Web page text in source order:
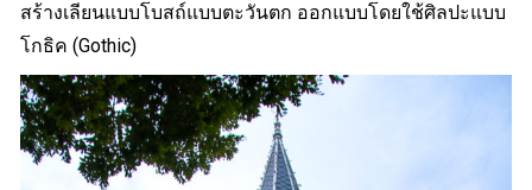
สร้างเลียนแบบโบสถ์แบบตะวันตก ออกแบบโดยใช้ศิลปะแบบ
โกธิค (Gothic)